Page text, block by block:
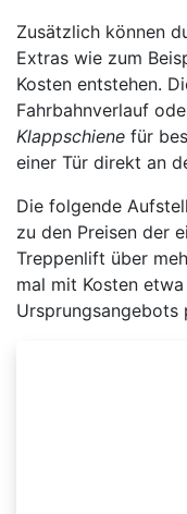
Zusätzlich können
Extras wie zum
Kosten entstehen.
Fahrbahnverlauf
Klappschiene für
einer Tür direkt an
Die folgende
zu den Preisen der
Treppenlift über
mal mit Kosten
Ursprungsangebots